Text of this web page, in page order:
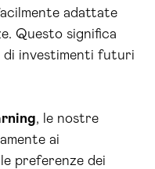
adattate
Questo significa
investimenti futuri
, le nostre
ai
preferenze dei